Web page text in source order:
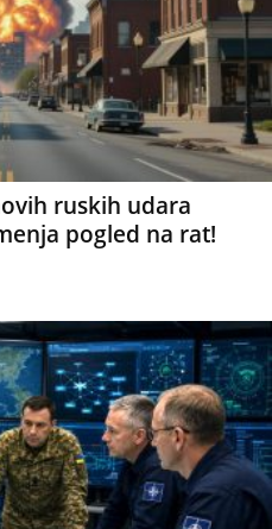
ruskih udara
pogled na rat!